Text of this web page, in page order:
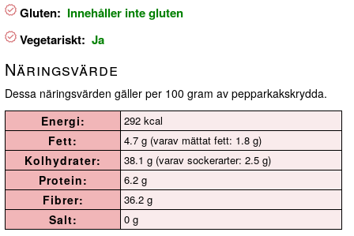
Gluten: Innehåller inte gluten
Vegetariskt: Ja
Näringsvärde
Dessa näringsvärden gäller per 100 gram av pepparkakskrydda.
Energi:
292 kcal
Fett: 4.7 g (varav mättat fett: 1.8 g)
Kolhydrater: 38.1 g (varav sockerarter: 2.5 g)
Protein: 6.2 g
Fibrer: 36.2 g
Salt: 0 g